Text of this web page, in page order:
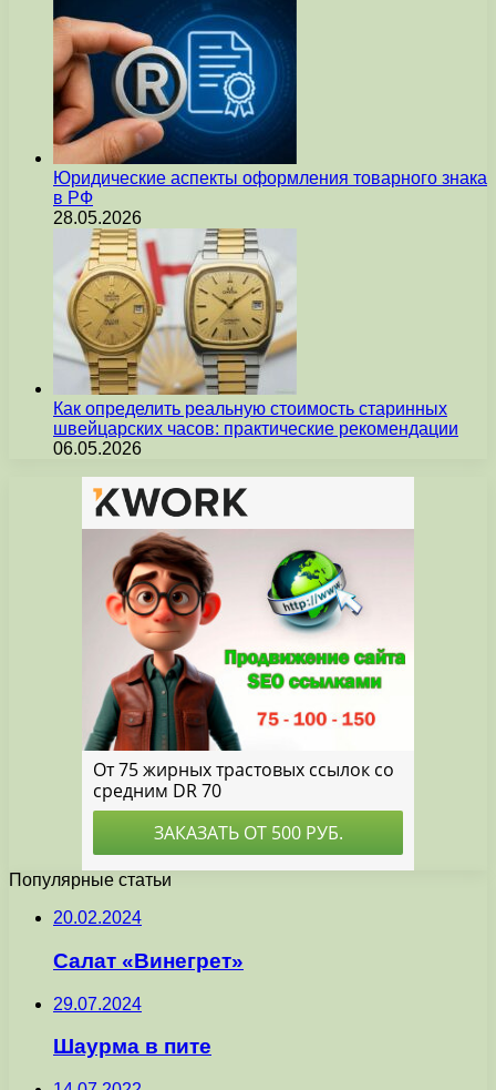
Юридические аспекты оформления товарного знака
в РФ
28.05.2026
Как определить реальную стоимость старинных
швейцарских часов: практические рекомендации
06.05.2026
Популярные статьи
20.02.2024
Салат «Винегрет»
29.07.2024
Шаурма в пите